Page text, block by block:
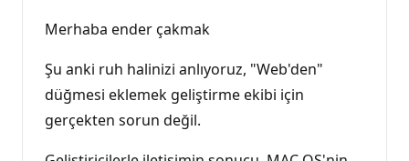
Merhaba ender çakmak
Şu anki ruh halinizi anlıyoruz, "Web'den"
düğmesi eklemek geliştirme ekibi için
gerçekten sorun değil.